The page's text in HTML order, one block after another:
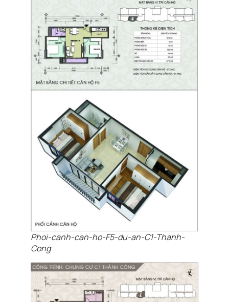
Phoi-canh-can-ho-F5-du-an-C1-Thanh-
Cong